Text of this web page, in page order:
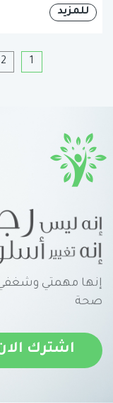
للمزيد
1
2
إنها مهمتي
صحة
اشترك